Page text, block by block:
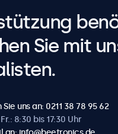
Sie mit
Sie uns an: 0211 38 78 95 62
8:30 bis 17:30 Uhr